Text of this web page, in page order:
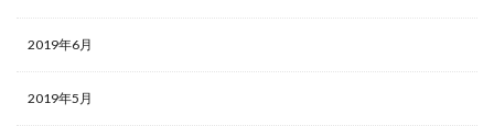
2019年6月
2019年5月